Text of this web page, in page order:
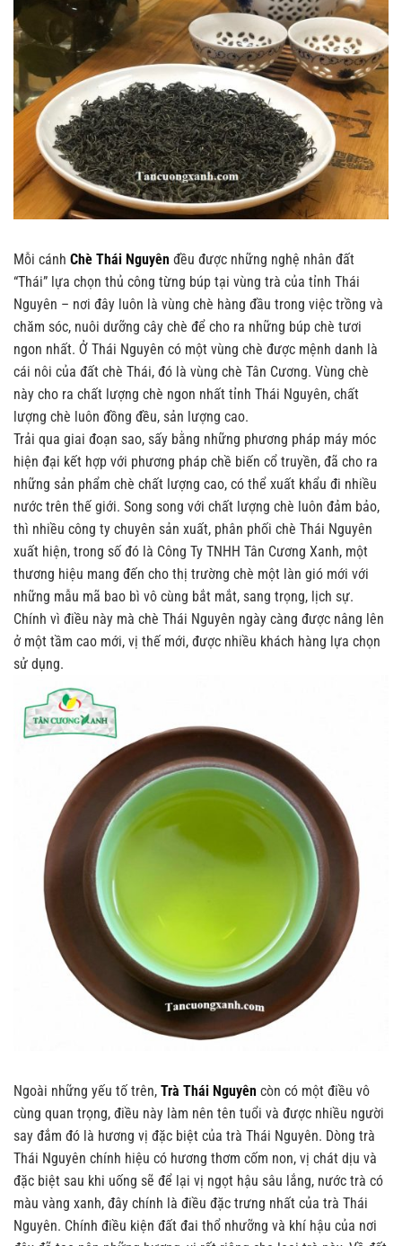
Mỗi cánh Chè Thái Nguyên đều được những nghệ nhân đất
“Thái” lựa chọn thủ công từng búp tại vùng trà của tỉnh Thái
Nguyên – nơi đây luôn là vùng chè hàng đầu trong việc trồng và
chăm sóc, nuôi dưỡng cây chè để cho ra những búp chè tươi
ngon nhất. Ở Thái Nguyên có một vùng chè được mệnh danh là
cái nôi của đất chè Thái, đó là vùng chè Tân Cương. Vùng chè
này cho ra chất lượng chè ngon nhất tỉnh Thái Nguyên, chất
lượng chè luôn đồng đều, sản lượng cao.
Trải qua giai đoạn sao, sấy bằng những phương pháp máy móc
hiện đại kết hợp với phương pháp chề biến cổ truyền, đã cho ra
những sản phẩm chè chất lượng cao, có thể xuất khẩu đi nhiều
nước trên thế giới. Song song với chất lượng chè luôn đảm bảo,
thì nhiều công ty chuyên sản xuất, phân phối chè Thái Nguyên
xuất hiện, trong số đó là Công Ty TNHH Tân Cương Xanh, một
thương hiệu mang đến cho thị trường chè một làn gió mới với
những mẫu mã bao bì vô cùng bắt mắt, sang trọng, lịch sự.
Chính vì điều này mà chè Thái Nguyên ngày càng được nâng lên
ở một tầm cao mới, vị thế mới, được nhiều khách hàng lựa chọn
sử dụng.
Ngoài những yếu tố trên, Trà Thái Nguyên còn có một điều vô
cùng quan trọng, điều này làm nên tên tuổi và được nhiều người
say đắm đó là hương vị đặc biệt của trà Thái Nguyên. Dòng trà
Thái Nguyên chính hiệu có hương thơm cốm non, vị chát dịu và
đặc biệt sau khi uống sẽ để lại vị ngọt hậu sâu lắng, nước trà có
màu vàng xanh, đây chính là điều đặc trưng nhất của trà Thái
Nguyên. Chính điều kiện đất đai thổ nhưỡng và khí hậu của nơi